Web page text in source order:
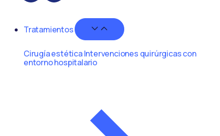
Tratamientos
Cirugía estéticaIntervenciones quirúrgicas con
entorno hospitalario